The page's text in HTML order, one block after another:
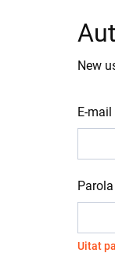
New
E-mail
Parola
Uitat